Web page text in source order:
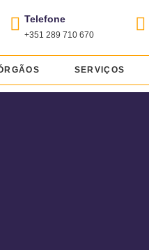
Telefone
+351 289 710 670
SERVIÇOS